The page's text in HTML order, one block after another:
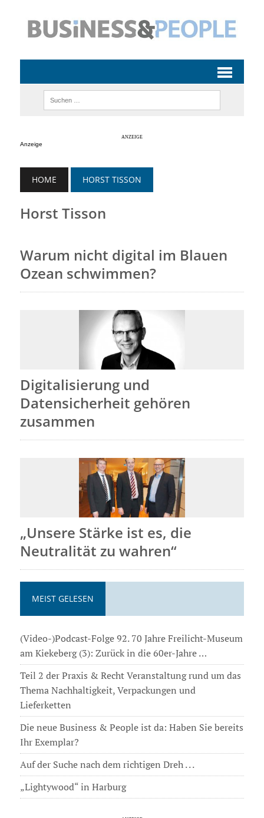
Anzeige
HOME HORST TISSON
Horst Tisson
Warum nicht digital im Blauen
Ozean schwimmen?
Digitalisierung und
Datensicherheit gehören
zusammen
„Unsere Stärke ist es, die
Neutralität zu wahren“
MEIST GELESEN
(Video-)Podcast-Folge 92. 70 Jahre Freilicht-Museum
am Kiekeberg (3): Zurück in die 60er-Jahre …
Teil 2 der Praxis & Recht Veranstaltung rund um das
Thema Nachhaltigkeit, Verpackungen und
Lieferketten
Die neue Business & People ist da: Haben Sie bereits
Ihr Exemplar?
Auf der Suche nach dem richtigen Dreh . . .
„Lightywood“ in Harburg